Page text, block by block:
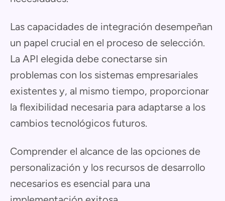
Las capacidades de integración desempeñan
un papel crucial en el proceso de selección.
La API elegida debe conectarse sin
problemas con los sistemas empresariales
existentes y, al mismo tiempo, proporcionar
la flexibilidad necesaria para adaptarse a los
cambios tecnológicos futuros.
Comprender el alcance de las opciones de
personalización y los recursos de desarrollo
necesarios es esencial para una